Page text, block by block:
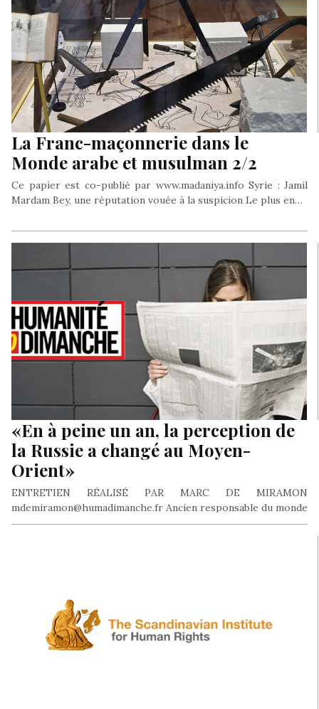
La Franc-maçonnerie dans le
Monde arabe et musulman 2/2
Ce papier est co-publié par www.madaniya.info Syrie : Jamil
Mardam Bey, une réputation vouée à la suspicion Le plus en…
«En à peine un an, la perception de
la Russie a changé au Moyen-
Orient»
ENTRETIEN RÉALISÉ PAR MARC DE MIRAMON
mdemiramon@humadimanche.fr Ancien responsable du monde
arabo-musulman au service diplomatique de l’AFP, René Naba